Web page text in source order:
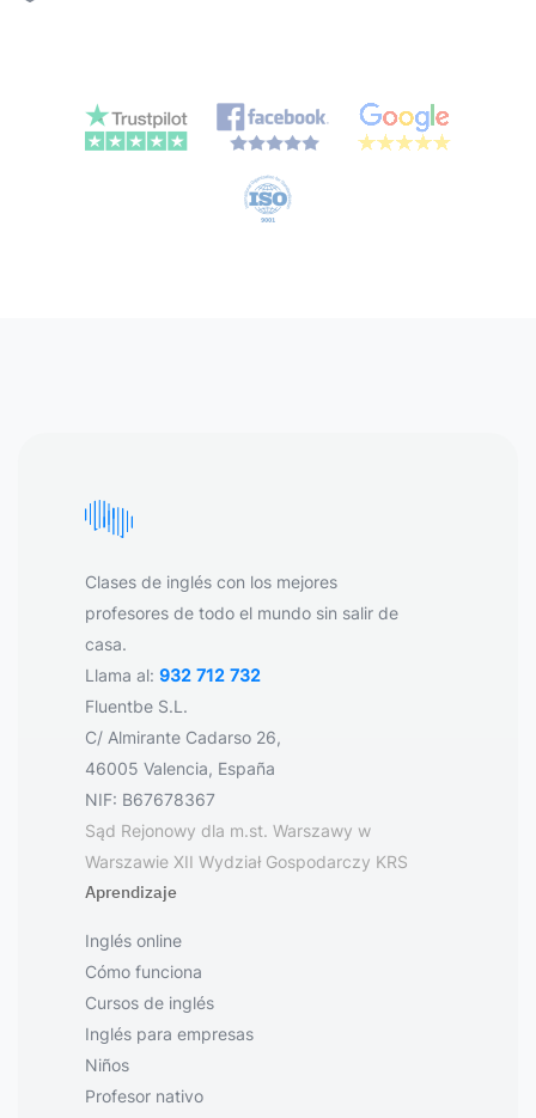
Clases de inglés con los mejores
profesores de todo el mundo sin salir de
casa.
Llama al: 932 712 732
Fluentbe S.L.
C/ Almirante Cadarso 26,
46005 Valencia, España
NIF: B67678367
Sąd Rejonowy dla m.st. Warszawy w
Warszawie XII Wydział Gospodarczy KRS
Aprendizaje
Inglés online
Cómo funciona
Cursos de inglés
Inglés para empresas
Niños
Profesor nativo